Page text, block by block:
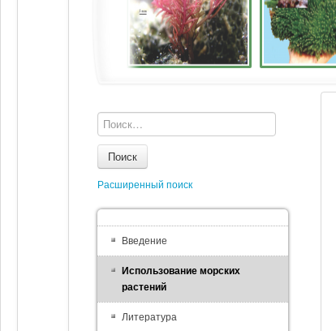
Поиск
Расширенный поиск
Введение
Использование морских
растений
Литература